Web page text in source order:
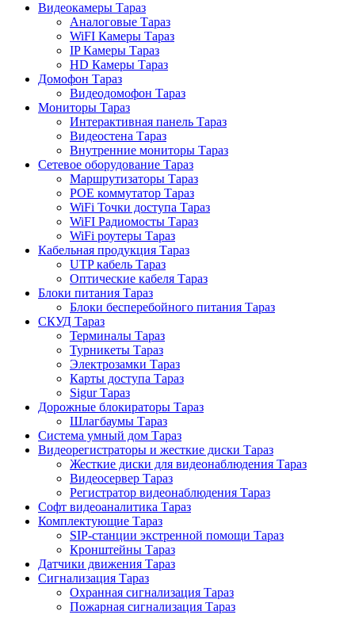
Видеокамеры Тараз
Аналоговые Тараз
WiFI Камеры Тараз
IP Камеры Тараз
HD Камеры Тараз
Домофон Тараз
Видеодомофон Тараз
Мониторы Тараз
Интерактивная панель Тараз
Видеостена Тараз
Внутренние мониторы Тараз
Сетевое оборудование Тараз
Маршрутизаторы Тараз
POE коммутатор Тараз
WiFi Точки доступа Тараз
WiFI Радиомосты Тараз
WiFi роутеры Тараз
Кабельная продукция Тараз
UTP кабель Тараз
Оптические кабеля Тараз
Блоки питания Тараз
Блоки бесперебойного питания Тараз
СКУД Тараз
Терминалы Тараз
Турникеты Тараз
Электрозамки Тараз
Карты доступа Тараз
Sigur Тараз
Дорожные блокираторы Тараз
Шлагбаумы Тараз
Система умный дом Тараз
Видеорегистраторы и жесткие диски Тараз
Жесткие диски для видеонаблюдения Тараз
Видеосервер Тараз
Регистратор видеонаблюдения Тараз
Софт видеоаналитика Тараз
Комплектующие Тараз
SIP-станции экстренной помощи Тараз
Кронштейны Тараз
Датчики движения Тараз
Сигнализация Тараз
Охранная сигнализация Тараз
Пожарная сигнализация Тараз